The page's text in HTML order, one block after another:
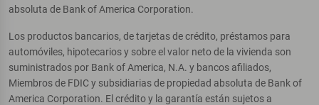
absoluta de Bank of America Corporation.
Los productos bancarios, de tarjetas de crédito, préstamos para
automóviles, hipotecarios y sobre el valor neto de la vivienda son
suministrados por Bank of America, N.A. y bancos afiliados,
Miembros de FDIC y subsidiarias de propiedad absoluta de Bank of
America Corporation. El crédito y la garantía están sujetos a